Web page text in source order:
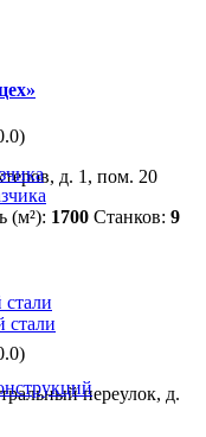
стали
д. 1, пом. 20
(м²): 1700 Станков: 9
переулок, д.